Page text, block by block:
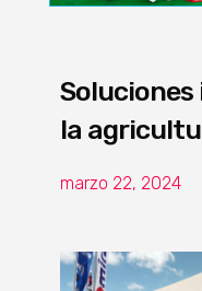
la
marzo 22, 2024